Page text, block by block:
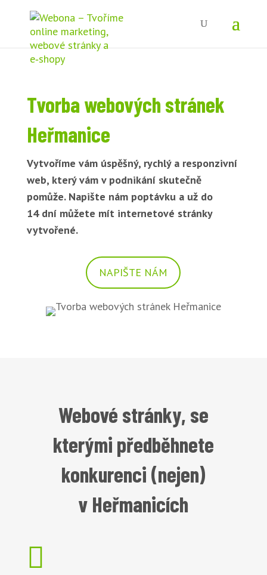
Tvorba webových stránek
Heřmanice
Vytvoříme vám úspěšný, rychlý a responzivní
web, který vám v podnikání skutečně
pomůže. Napište nám poptávku a už do
14 dní můžete mít internetové stránky
vytvořené.
NAPIŠTE NÁM
Webové stránky, se
kterými předběhnete
konkurenci (nejen)
v Heřmanicích
